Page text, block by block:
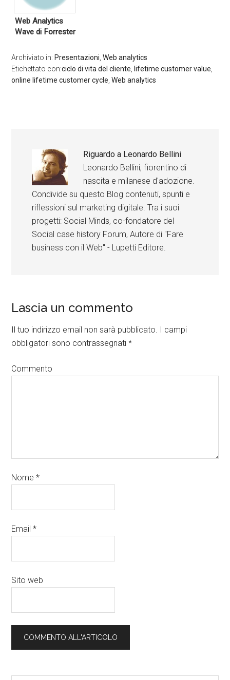
Web Analytics
Wave di Forrester
Archiviato in: Presentazioni,Web analytics
Etichettato con:ciclo di vita del cliente, lifetime customer value,
online lifetime customer cycle,Web analytics
Riguardo a Leonardo Bellini
Leonardo Bellini, fiorentino di
nascita e milanese d'adozione.
Condivide su questo Blog contenuti, spunti e
riflessioni sul marketing digitale. Tra i suoi
progetti: Social Minds, co-fondatore del
Social case history Forum, Autore di "Fare
business con il Web" - Lupetti Editore.
Lascia un commento
Il tuo indirizzo email non sarà pubblicato. I campi
obbligatori sono contrassegnati*
Commento
Nome*
Email*
Sito web